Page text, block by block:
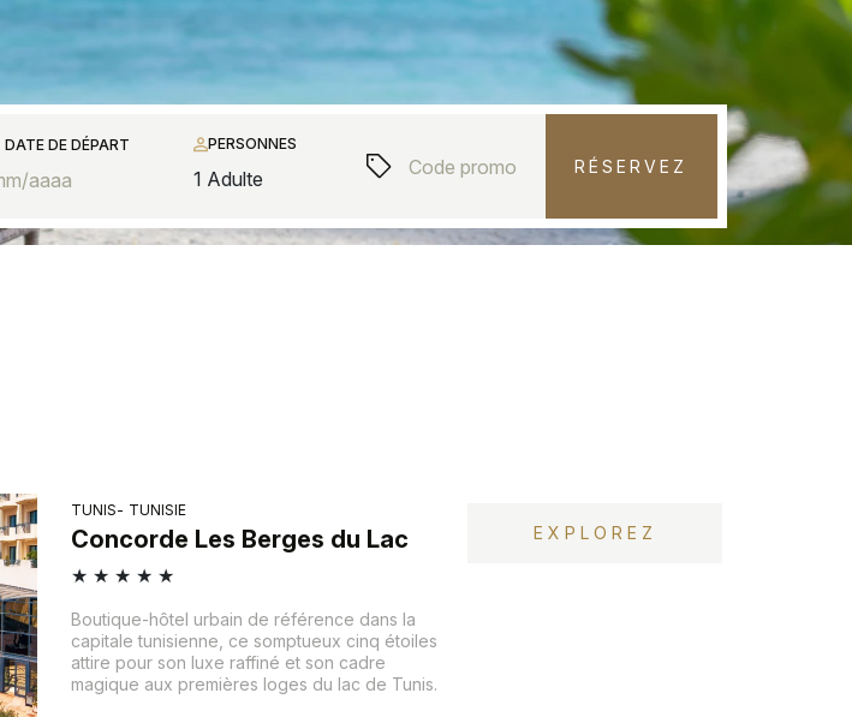
DATE DE DÉPART PERSONNES
1 Adulte
RÉSERVEZ
TUNIS TUNISIE
Concorde Les Berges du Lac
★ ★ ★ ★ ★
Boutique-hôtel urbain de référence dans la
capitale tunisienne, ce somptueux cinq étoiles
attire pour son luxe raffiné et son cadre
magique aux premières loges du lac de Tunis.
EXPLOREZ